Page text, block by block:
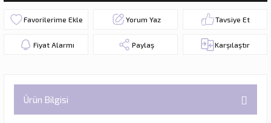
Yorum Yaz Tavsiye Et
Fiyat Alarmı Paylaş Karşılaştır
Ürün Bilgisi